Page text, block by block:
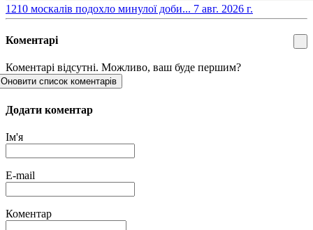
​1210 москалів подохло минулої доби... 7 авг. 2026 г.
Коментарі
Коментарі відсутні. Можливо, ваш буде першим?
Оновити список коментарів
Додати коментар
Ім'я
E-mail
Коментар